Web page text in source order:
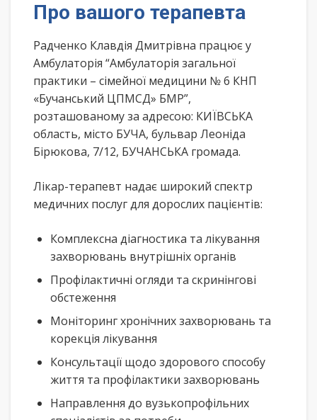
Про вашого терапевта
Радченко Клавдія Дмитрівна працює у
Амбулаторія “Амбулаторія загальної
практики – сімейної медицини № 6 КНП
«Бучанський ЦПМСД» БМР”,
розташованому за адресою: КИЇВСЬКА
область, місто БУЧА, бульвар Леоніда
Бірюкова, 7/12, БУЧАНСЬКА громада.
Лікар-терапевт надає широкий спектр
медичних послуг для дорослих пацієнтів:
Комплексна діагностика та лікування
захворювань внутрішніх органів
Профілактичні огляди та скринінгові
обстеження
Моніторинг хронічних захворювань та
корекція лікування
Консультації щодо здорового способу
життя та профілактики захворювань
Направлення до вузькопрофільних